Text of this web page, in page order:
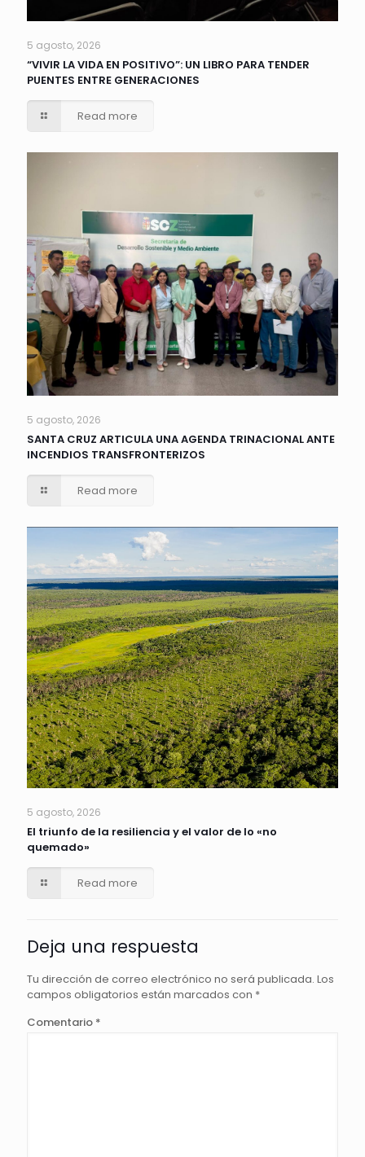
5 agosto, 2026
“VIVIR LA VIDA EN POSITIVO”: UN LIBRO PARA TENDER
PUENTES ENTRE GENERACIONES
Read more
5 agosto, 2026
SANTA CRUZ ARTICULA UNA AGENDA TRINACIONAL ANTE
INCENDIOS TRANSFRONTERIZOS
Read more
5 agosto, 2026
El triunfo de la resiliencia y el valor de lo «no
quemado»
Read more
Deja una respuesta
Tu dirección de correo electrónico no será publicada. Los
campos obligatorios están marcados con *
Comentario *